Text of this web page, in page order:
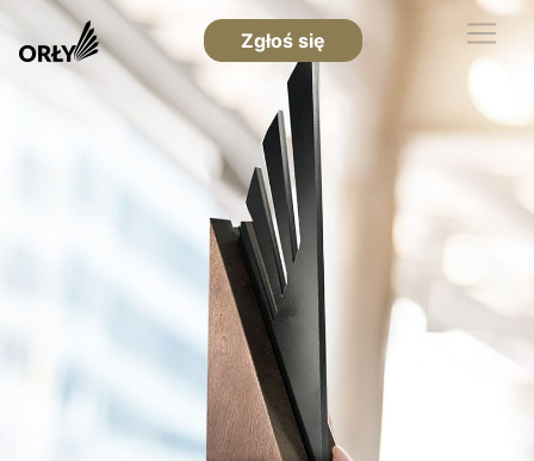
Zgłoś się